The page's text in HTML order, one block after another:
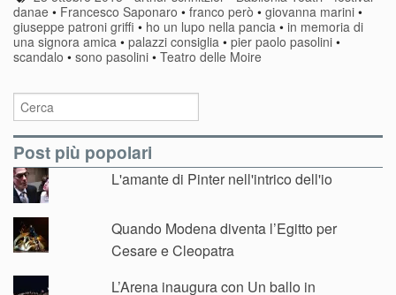
danae • Francesco Saponaro • franco però • giovanna marini •
giuseppe patroni griffi • ho un lupo nella pancia • in memoria di
una signora amica • palazzi consiglia • pier paolo pasolini •
scandalo • sono pasolini • Teatro delle Moire
Post più popolari
L'amante di Pinter nell'intrico dell'io
Quando Modena diventa l’Egitto per
Cesare e Cleopatra
L’Arena inaugura con Un ballo in